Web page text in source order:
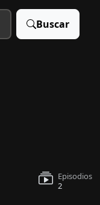
Buscar
Episodios
2